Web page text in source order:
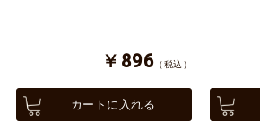
￥896 （税込）
カートに入れる